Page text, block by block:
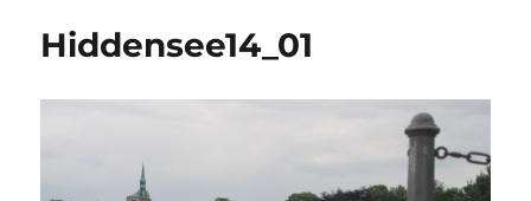
Hiddensee14_01